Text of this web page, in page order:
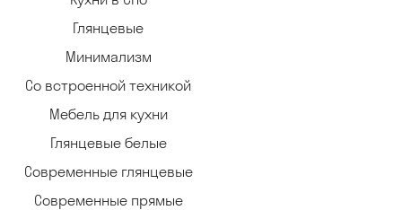
Глянцевые
Минимализм
Со встроенной техникой
Мебель для кухни
Глянцевые белые
Современные глянцевые
Современные прямые